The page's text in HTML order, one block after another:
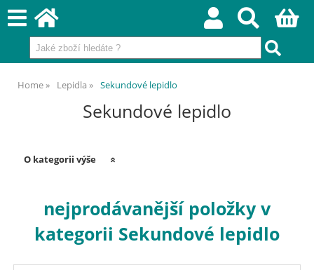
Home Lepidla Sekundové lepidlo
Sekundové lepidlo
O kategorii výše
nejprodávanější položky v
kategorii Sekundové lepidlo